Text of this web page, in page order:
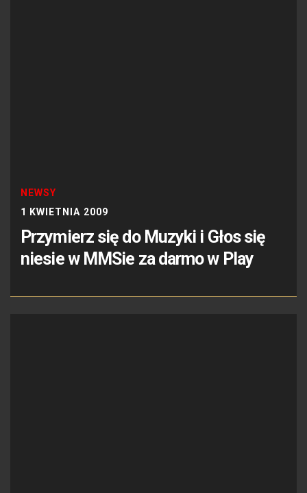
NEWSY
1 KWIETNIA 2009
Przymierz się do Muzyki i Głos się
niesie w MMSie za darmo w Play